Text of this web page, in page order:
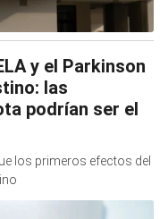
y el Parkinson
las
podrían ser el
los primeros efectos del